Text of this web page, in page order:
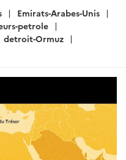
Emirats-Arabes-Unis
petrole
detroit-Ormuz